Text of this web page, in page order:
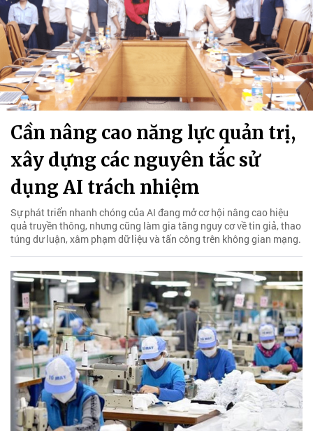
Cần nâng cao năng lực quản trị,
xây dựng các nguyên tắc sử
dụng AI trách nhiệm
Sự phát triển nhanh chóng của AI đang mở cơ hội nâng cao hiệu
quả truyền thông, nhưng cũng làm gia tăng nguy cơ về tin giả, thao
túng dư luận, xâm phạm dữ liệu và tấn công trên không gian mạng.